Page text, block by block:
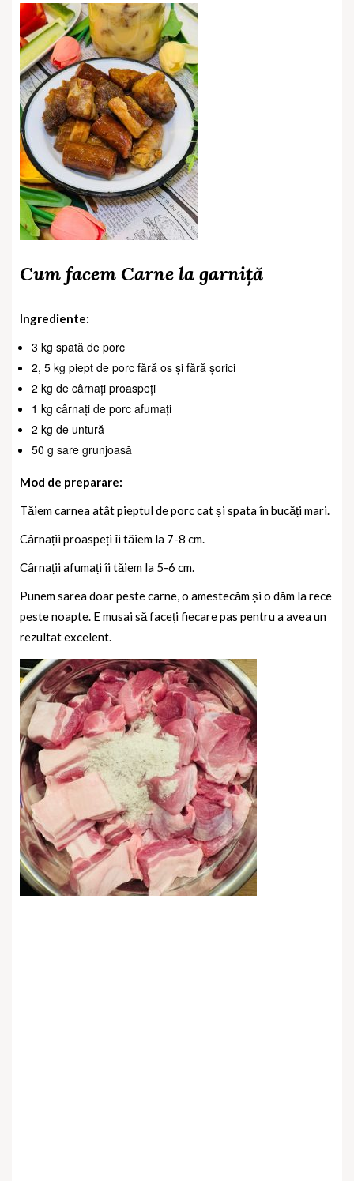
Cum facem Carne la garniță
Ingrediente:
3 kg spată de porc
2, 5 kg piept de porc fără os și fără șorici
2 kg de cârnați proaspeți
1 kg cârnați de porc afumați
2 kg de untură
50 g sare grunjoasă
Mod de preparare:
Tăiem carnea atât pieptul de porc cat și spata în bucăți mari.
Cârnații proaspeți îi tăiem la 7-8 cm.
Cârnații afumați îi tăiem la 5-6 cm.
Punem sarea doar peste carne, o amestecăm și o dăm la rece
peste noapte. E musai să faceți fiecare pas pentru a avea un
rezultat excelent.